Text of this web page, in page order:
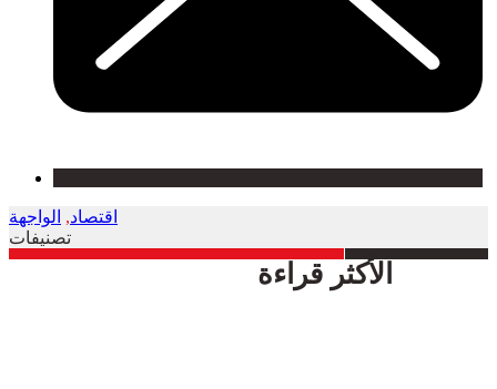
الأكثر قراءة
اقتصاد, الواجهة
تصنيفات